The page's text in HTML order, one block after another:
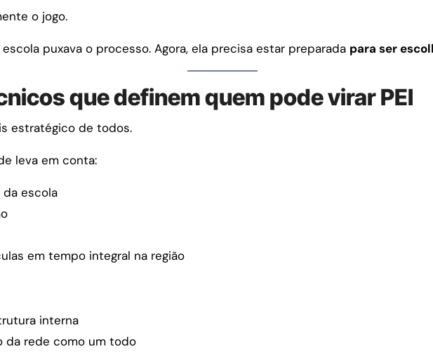
o jogo.
puxava o processo. Agora, ela precisa estar preparada para ser
que definem quem pode virar PEI
estratégico de todos.
leva em conta:
escola
em tempo integral na região
interna
da rede como um todo